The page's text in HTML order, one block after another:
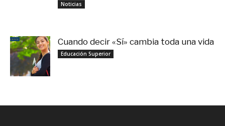
Noticias
Cuando decir «Sí» cambia toda una vida
Educación Superior